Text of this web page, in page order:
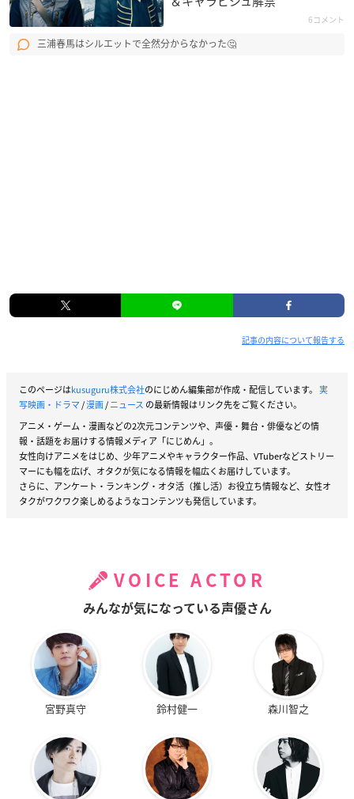
6コメント
三浦春馬はシルエットで全然分からなかった🤔
記事の内容について報告する
このページはkusuguru株式会社のにじめん編集部が作成・配信しています。 実
写映画・ドラマ/漫画/ニュース の最新情報はリンク先をご覧ください。
アニメ・ゲーム・漫画などの2次元コンテンツや、声優・舞台・俳優などの情
報・話題をお届けする情報メディア「にじめん」。
女性向けアニメをはじめ、少年アニメやキャラクター作品、VTuberなどストリー
マーにも幅を広げ、オタクが気になる情報を幅広くお届けしています。
さらに、アンケート・ランキング・オタ活（推し活）お役立ち情報など、女性オ
タクがワクワク楽しめるようなコンテンツも発信しています。
VOICE ACTOR
みんなが気になっている声優さん
宮野真守 鈴村健一 森川智之